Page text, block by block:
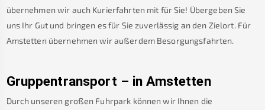
übernehmen wir auch Kurierfahrten mit für Sie! Übergeben Sie
uns Ihr Gut und bringen es für Sie zuverlässig an den Zielort. Für
Amstetten übernehmen wir außerdem Besorgungsfahrten.
Gruppentransport – in Amstetten
Durch unseren großen Fuhrpark können wir Ihnen die